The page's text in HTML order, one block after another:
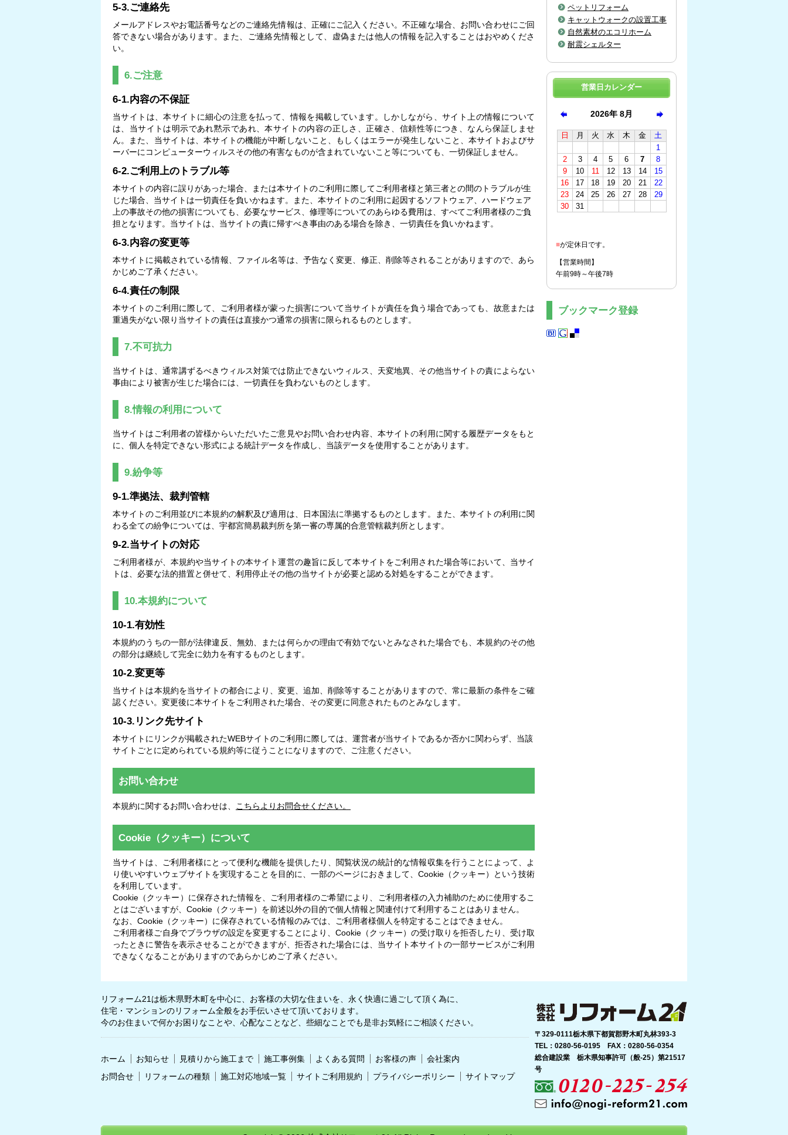
5-3.ご連絡先
メールアドレスやお電話番号などのご連絡先情報は、正確にご記入ください。不正確な場合、お問い合わせにご回
答できない場合があります。また、ご連絡先情報として、虚偽または他人の情報を記入することはおやめくださ
い。
6.ご注意
6-1.内容の不保証
当サイトは、本サイトに細心の注意を払って、情報を掲載しています。しかしながら、サイト上の情報について
は、当サイトは明示であれ黙示であれ、本サイトの内容の正しさ、正確さ、信頼性等につき、なんら保証しませ
ん。また、当サイトは、本サイトの機能が中断しないこと、もしくはエラーが発生しないこと、本サイトおよびサ
ーバーにコンピューターウィルスその他の有害なものが含まれていないこと等についても、一切保証しません。
6-2.ご利用上のトラブル等
本サイトの内容に誤りがあった場合、または本サイトのご利用に際してご利用者様と第三者との間のトラブルが生
じた場合、当サイトは一切責任を負いかねます。また、本サイトのご利用に起因するソフトウェア、ハードウェア
上の事故その他の損害についても、必要なサービス、修理等についてのあらゆる費用は、すべてご利用者様のご負
担となります。当サイトは、当サイトの責に帰すべき事由のある場合を除き、一切責任を負いかねます。
6-3.内容の変更等
本サイトに掲載されている情報、ファイル名等は、予告なく変更、修正、削除等されることがありますので、あら
かじめご了承ください。
6-4.責任の制限
本サイトのご利用に際して、ご利用者様が蒙った損害について当サイトが責任を負う場合であっても、故意または
重過失がない限り当サイトの責任は直接かつ通常の損害に限られるものとします。
7.不可抗力
当サイトは、通常講ずるべきウィルス対策では防止できないウィルス、天変地異、その他当サイトの責によらない
事由により被害が生じた場合には、一切責任を負わないものとします。
8.情報の利用について
当サイトはご利用者の皆様からいただいたご意見やお問い合わせ内容、本サイトの利用に関する履歴データをもと
に、個人を特定できない形式による統計データを作成し、当該データを使用することがあります。
9.紛争等
9-1.準拠法、裁判管轄
本サイトのご利用並びに本規約の解釈及び適用は、日本国法に準拠するものとします。また、本サイトの利用に関
わる全ての紛争については、宇都宮簡易裁判所を第一審の専属的合意管轄裁判所とします。
9-2.当サイトの対応
ご利用者様が、本規約や当サイトの本サイト運営の趣旨に反して本サイトをご利用された場合等において、当サイ
トは、必要な法的措置と併せて、利用停止その他の当サイトが必要と認める対処をすることができます。
10.本規約について
10-1.有効性
本規約のうちの一部が法律違反、無効、または何らかの理由で有効でないとみなされた場合でも、本規約のその他
の部分は継続して完全に効力を有するものとします。
10-2.変更等
当サイトは本規約を当サイトの都合により、変更、追加、削除等することがありますので、常に最新の条件をご確
認ください。変更後に本サイトをご利用された場合、その変更に同意されたものとみなします。
10-3.リンク先サイト
本サイトにリンクが掲載されたWEBサイトのご利用に際しては、運営者が当サイトであるか否かに関わらず、当該
サイトごとに定められている規約等に従うことになりますので、ご注意ください。
お問い合わせ
本規約に関するお問い合わせは、 こちらよりお問合せください。
Cookie（クッキー）について
当サイトは、ご利用者様にとって便利な機能を提供したり、閲覧状況の統計的な情報収集を行うことによって、よ
り使いやすいウェブサイトを実現することを目的に、一部のページにおきまして、Cookie（クッキー）という技術
を利用しています。
Cookie（クッキー）に保存された情報を、ご利用者様のご希望により、ご利用者様の入力補助のために使用するこ
とはございますが、Cookie（クッキー）を前述以外の目的で個人情報と関連付けて利用することはありません。
なお、Cookie（クッキー）に保存されている情報のみでは、ご利用者様個人を特定することはできません。
ご利用者様ご自身でブラウザの設定を変更することにより、Cookie（クッキー）の受け取りを拒否したり、受け取
ったときに警告を表示させることができますが、拒否された場合には、当サイト本サイトの一部サービスがご利用
できなくなることがありますのであらかじめご了承ください。
ペットリフォーム
キャットウォークの設置工事
自然素材のエコリホーム
耐震シェルター
営業日カレンダー
■が定休日です。
【営業時間】
午前9時～午後7時
ブックマーク登録
リフォーム21は栃木県野木町を中心に、お客様の大切な住まいを、永く快適に過ごして頂く為に、
住宅・マンションのリフォーム全般をお手伝いさせて頂いております。
今のお住まいで何かお困りなことや、心配なことなど、些細なことでも是非お気軽にご相談ください。
ホーム お知らせ 見積りから施工まで 施工事例集 よくある質問 お客様の声
会社案内
お問合せ
リフォームの種類 施工対応地域一覧 サイトご利用規約 プライバシーポリシー サイトマップ
〒329-0111栃木県下都賀郡野木町丸林393-3
TEL：0280-56-0195 FAX：0280-56-0354
総合建設業 栃木県知事許可（般-25）第21517
号